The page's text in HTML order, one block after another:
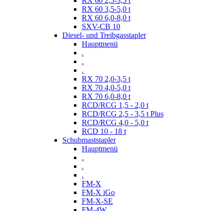
RX 60 3,5-5,0 t
RX 60 6,0-8,0 t
SXV-CB 10
Diesel- und Treibgasstapler
Hauptmenü
.
.
.
RX 70 2,0-3,5 t
RX 70 4,0-5,0 t
RX 70 6,0-8,0 t
RCD/RCG 1,5 - 2,0 t
RCD/RCG 2,5 - 3,5 t Plus
RCD/RCG 4,0 - 5,0 t
RCD 10 - 18 t
Schubmaststapler
Hauptmenü
.
.
.
FM-X
FM-X iGo
FM-X-SE